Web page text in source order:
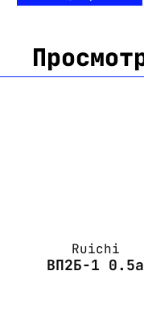
Ruichi
ВП2Б-1 0.5а